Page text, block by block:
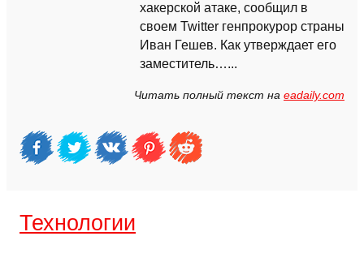
хакерской атаке, сообщил в
своем Twitter генпрокурор страны
Иван Гешев. Как утверждает его
заместитель…...
Читать полный текст на eadaily.com
Технологии